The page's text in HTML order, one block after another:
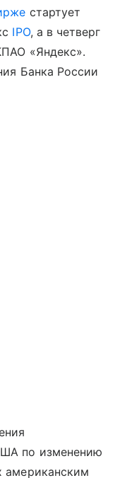
стартует
IPO, а в четверг
«Яндекс».
Банка России
по изменению
американским